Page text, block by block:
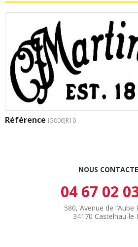
Référence IG000JR10
NOUS
04 67 02
580, Avenue de l’Aube
34170 Castelnau-